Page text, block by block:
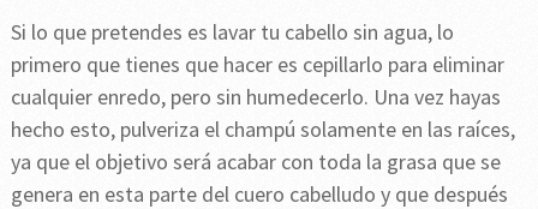
Si lo que pretendes es lavar tu cabello sin agua, lo
primero que tienes que hacer es cepillarlo para eliminar
cualquier enredo, pero sin humedecerlo. Una vez hayas
hecho esto, pulveriza el champú solamente en las raíces,
ya que el objetivo será acabar con toda la grasa que se
genera en esta parte del cuero cabelludo y que después